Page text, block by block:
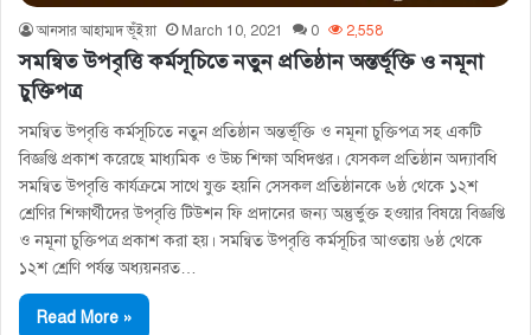
আনসার আহাম্মদ ভূঁইয়া March 10, 2021 0 2,558
সমন্বিত উপবৃত্তি কর্মসূচিতে নতুন প্রতিষ্ঠান অন্তর্ভূক্তি ও নমূনা
চুক্তিপত্র
সমন্বিত উপবৃত্তি কর্মসূচিতে নতুন প্রতিষ্ঠান অন্তর্ভূক্তি ও নমূনা চুক্তিপত্র সহ একটি
বিজ্ঞপ্তি প্রকাশ করেছে মাধ্যমিক ও উচ্চ শিক্ষা অধিদপ্তর। যেসকল প্রতিষ্ঠান অদ্যাবধি
সমন্বিত উপবৃত্তি কার্যক্রমে সাথে যুক্ত হয়নি সেসকল প্রতিষ্ঠানকে ৬ষ্ঠ থেকে ১২শ
শ্রেণির শিক্ষার্থীদের উপবৃত্তি টিউশন ফি প্রদানের জন্য অন্তুর্ভুক্ত হওয়ার বিষয়ে বিজ্ঞপ্তি
ও নমূনা চুক্তিপত্র প্রকাশ করা হয়। সমন্বিত উপবৃত্তি কর্মসূচির আওতায় ৬ষ্ঠ থেকে
১২শ শ্রেণি পর্যন্ত অধ্যয়নরত…
Read More »